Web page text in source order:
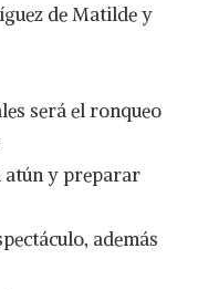
de Matilde y
será el ronqueo
atún y preparar
además